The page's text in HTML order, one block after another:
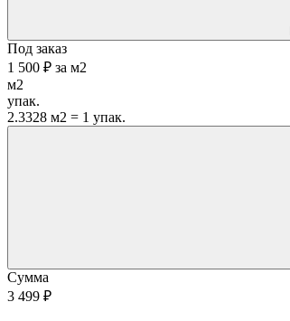
Под заказ
1 500 ₽ за м2
м2
упак.
2.3328 м2 = 1 упак.
Сумма
3 499 ₽